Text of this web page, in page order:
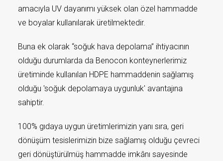
amacıyla UV dayanımı yüksek olan özel hammadde
ve boyalar kullanılarak üretilmektedir.
Buna ek olarak “soğuk hava depolama” ihtiyacının
olduğu durumlarda da Benocon konteynerlerimiz
üretiminde kullanılan HDPE hammaddenin sağlamış
olduğu 'soğuk depolamaya uygunluk' avantajına
sahiptir.
100% gıdaya uygun üretimlerimizin yanı sıra, geri
dönüşüm tesislerimizin bize sağlamış olduğu çevreci
geri dönüştürülmüş hammadde imkânı sayesinde